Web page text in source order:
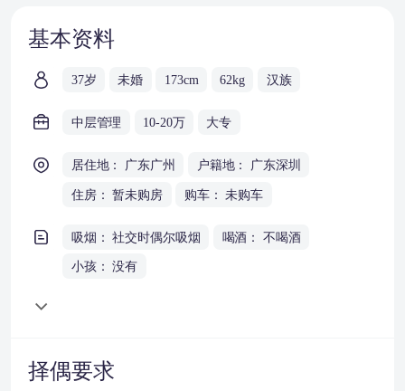
基本资料
37岁 未婚 173cm 62kg 汉族
中层管理 10-20万 大专
居住地： 广东广州 户籍地： 广东深圳
住房： 暂未购房 购车： 未购车
吸烟： 社交时偶尔吸烟 喝酒： 不喝酒
小孩： 没有
择偶要求